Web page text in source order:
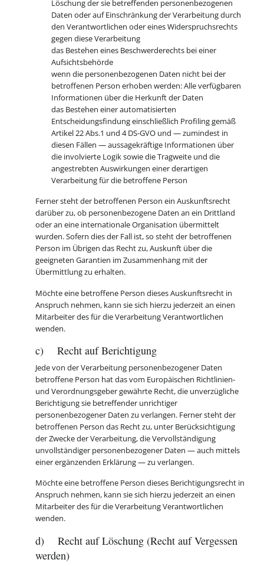
Löschung der sie betreffenden personenbezogenen
Daten oder auf Einschränkung der Verarbeitung durch
den Verantwortlichen oder eines Widerspruchsrechts
gegen diese Verarbeitung
das Bestehen eines Beschwerderechts bei einer
Aufsichtsbehörde
wenn die personenbezogenen Daten nicht bei der
betroffenen Person erhoben werden: Alle verfügbaren
Informationen über die Herkunft der Daten
das Bestehen einer automatisierten
Entscheidungsfindung einschließlich Profiling gemäß
Artikel 22 Abs.1 und 4 DS-GVO und — zumindest in
diesen Fällen — aussagekräftige Informationen über
die involvierte Logik sowie die Tragweite und die
angestrebten Auswirkungen einer derartigen
Verarbeitung für die betroffene Person
Ferner steht der betroffenen Person ein Auskunftsrecht
darüber zu, ob personenbezogene Daten an ein Drittland
oder an eine internationale Organisation übermittelt
wurden. Sofern dies der Fall ist, so steht der betroffenen
Person im Übrigen das Recht zu, Auskunft über die
geeigneten Garantien im Zusammenhang mit der
Übermittlung zu erhalten.
Möchte eine betroffene Person dieses Auskunftsrecht in
Anspruch nehmen, kann sie sich hierzu jederzeit an einen
Mitarbeiter des für die Verarbeitung Verantwortlichen
wenden.
c) Recht auf Berichtigung
Jede von der Verarbeitung personenbezogener Daten
betroffene Person hat das vom Europäischen Richtlinien-
und Verordnungsgeber gewährte Recht, die unverzügliche
Berichtigung sie betreffender unrichtiger
personenbezogener Daten zu verlangen. Ferner steht der
betroffenen Person das Recht zu, unter Berücksichtigung
der Zwecke der Verarbeitung, die Vervollständigung
unvollständiger personenbezogener Daten — auch mittels
einer ergänzenden Erklärung — zu verlangen.
Möchte eine betroffene Person dieses Berichtigungsrecht in
Anspruch nehmen, kann sie sich hierzu jederzeit an einen
Mitarbeiter des für die Verarbeitung Verantwortlichen
wenden.
d) Recht auf Löschung (Recht auf Vergessen
werden)